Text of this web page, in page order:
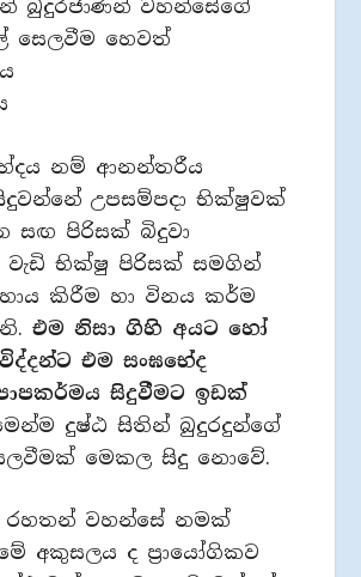
බුදුරජාණන් වහන්සේගේ
සෙලවීම හෙවත්
නම් ආනන්තරීය
උපසම්පදා භික්ෂුවක්
සඟ පිරිසක් බිදුවා
භික්ෂු පිරිසක් සමගින්
කිරීම හා විනය කර්ම
එම නිසා ගිහි අයට හෝ
එම සංඝභේද
සිදුවීමට ඉඩක්
දුෂ්ඨ සිතින් බුදුරදුන්ගේ
මෙකල සිදු නොවේ.
රහතන් වහන්සේ නමක්
අකුසලය ද ප්‍රායෝගිකව